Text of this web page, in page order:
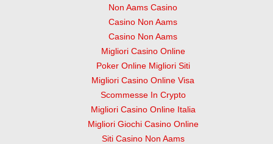
Non Aams Casino
Casino Non Aams
Casino Non Aams
Migliori Casino Online
Poker Online Migliori Siti
Migliori Casino Online Visa
Scommesse In Crypto
Migliori Casino Online Italia
Migliori Giochi Casino Online
Siti Casino Non Aams